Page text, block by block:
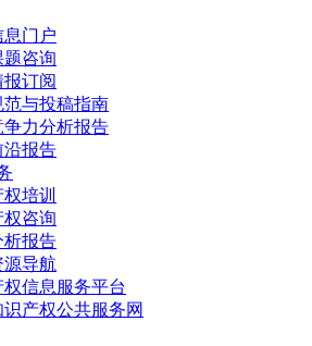
门户
咨询
订阅
范与投稿指南
争力分析报告
沿报告
培训
咨询
析报告
导航
信息服务平台
识产权公共服务网